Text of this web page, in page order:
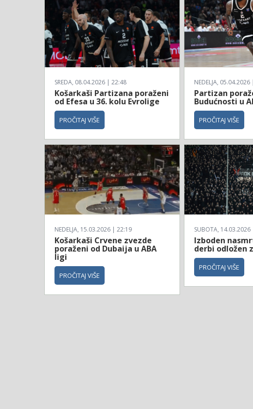
SREDA, 08.04.2026 | 22:48
Košarkaši Partizana poraženi
od Efesa u 36. kolu Evrolige
PROČITAJ VIŠE
NEDELJA,
Partizan
Budućnosti u
PROČITAJ VIŠE
NEDELJA, 15.03.2026 | 22:19
Košarkaši Crvene zvezde
poraženi od Dubaija u ABA
ligi
PROČITAJ VIŠE
SUBOTA,
Izboden
derbi odložen
PROČITAJ VIŠE